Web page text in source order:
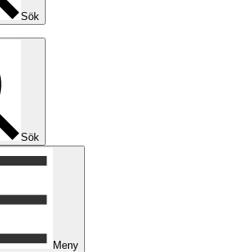
Sök
Sök
Meny